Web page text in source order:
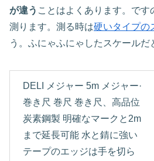
が違う ことはよくあります。で
測ります。測る時は硬いタイプの
う。ふにゃふにゃしたスケールだ
DELI メジャー 5m メジャー·
巻き尺 巻尺 巻き尺、高品位
炭素鋼製 明確なマークと2m
まで延長可能 水と錆に強い
テープのエッジは手を切ら